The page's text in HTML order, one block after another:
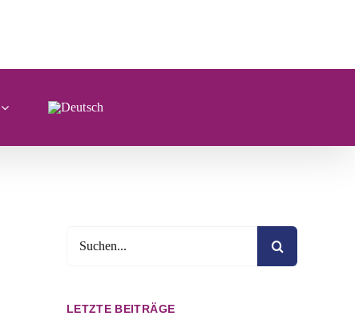
nach:
LETZTE BEITRÄGE